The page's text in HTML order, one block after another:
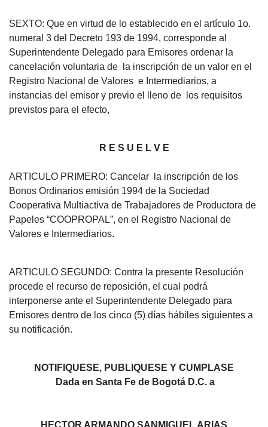
SEXTO: Que en virtud de lo establecido en el artículo 1o.
numeral 3 del Decreto 193 de 1994, corresponde al
Superintendente Delegado para Emisores ordenar la
cancelación voluntaria de la inscripción de un valor en el
Registro Nacional de Valores e Intermediarios, a
instancias del emisor y previo el lleno de los requisitos
previstos para el efecto,
R E S U E L V E
ARTICULO PRIMERO: Cancelar la inscripción de los
Bonos Ordinarios emisión 1994 de la Sociedad
Cooperativa Multiactiva de Trabajadores de Productora de
Papeles “COOPROPAL”, en el Registro Nacional de
Valores e Intermediarios.
ARTICULO SEGUNDO: Contra la presente Resolución
procede el recurso de reposición, el cual podrá
interponerse ante el Superintendente Delegado para
Emisores dentro de los cinco (5) días hábiles siguientes a
su notificación.
NOTIFIQUESE, PUBLIQUESE Y CUMPLASE
Dada en Santa Fe de Bogotá D.C. a
HECTOR ARMANDO SANMIGUEL ARIAS